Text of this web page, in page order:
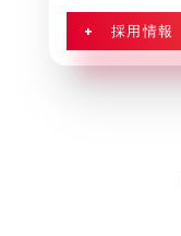
+ 採用情報